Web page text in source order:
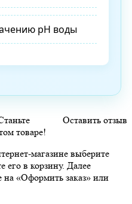
pH воды
Оставить отзыв
товаре!
магазине выберите
его в корзину. Далее
«Оформить заказ» или